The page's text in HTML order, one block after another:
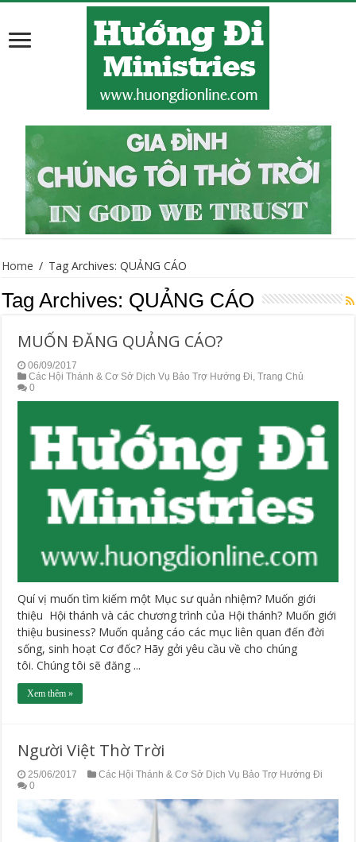
Home / Tag Archives: QUẢNG CÁO
Tag Archives: QUẢNG CÁO
MUỐN ĐĂNG QUẢNG CÁO?
06/09/2017
Các Hội Thánh & Cơ Sở Dịch Vụ Bảo Trợ Hướng Đi,Trang Chủ
0
Quí vị muốn tìm kiếm một Mục sư quản nhiệm? Muốn giới
thiệu Hội thánh và các chương trình của Hội thánh? Muốn giới
thiệu business? Muốn quảng cáo các mục liên quan đến đời
sống, sinh hoạt Cơ đốc? Hãy gởi yêu cầu về cho chúng
tôi. Chúng tôi sẽ đăng ...
Xem thêm »
Người Việt Thờ Trời
25/06/2017
Các Hội Thánh & Cơ Sở Dịch Vụ Bảo Trợ Hướng Đi
0